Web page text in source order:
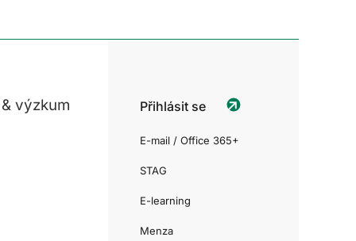
výzkum Přihlásit se
E-mail / Office 365+
STAG
E-learning
Menza